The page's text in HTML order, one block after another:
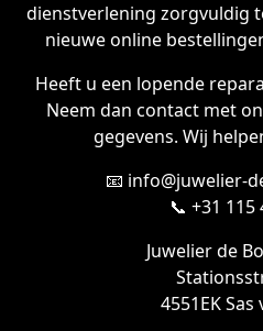
dienstverlening zorgvuldig
nieuwe online
Heeft u een lopende
Neem dan contact met
gegevens. Wij
📧 info@juwelier-
📞 +31 115
Juwelier de
4551EK